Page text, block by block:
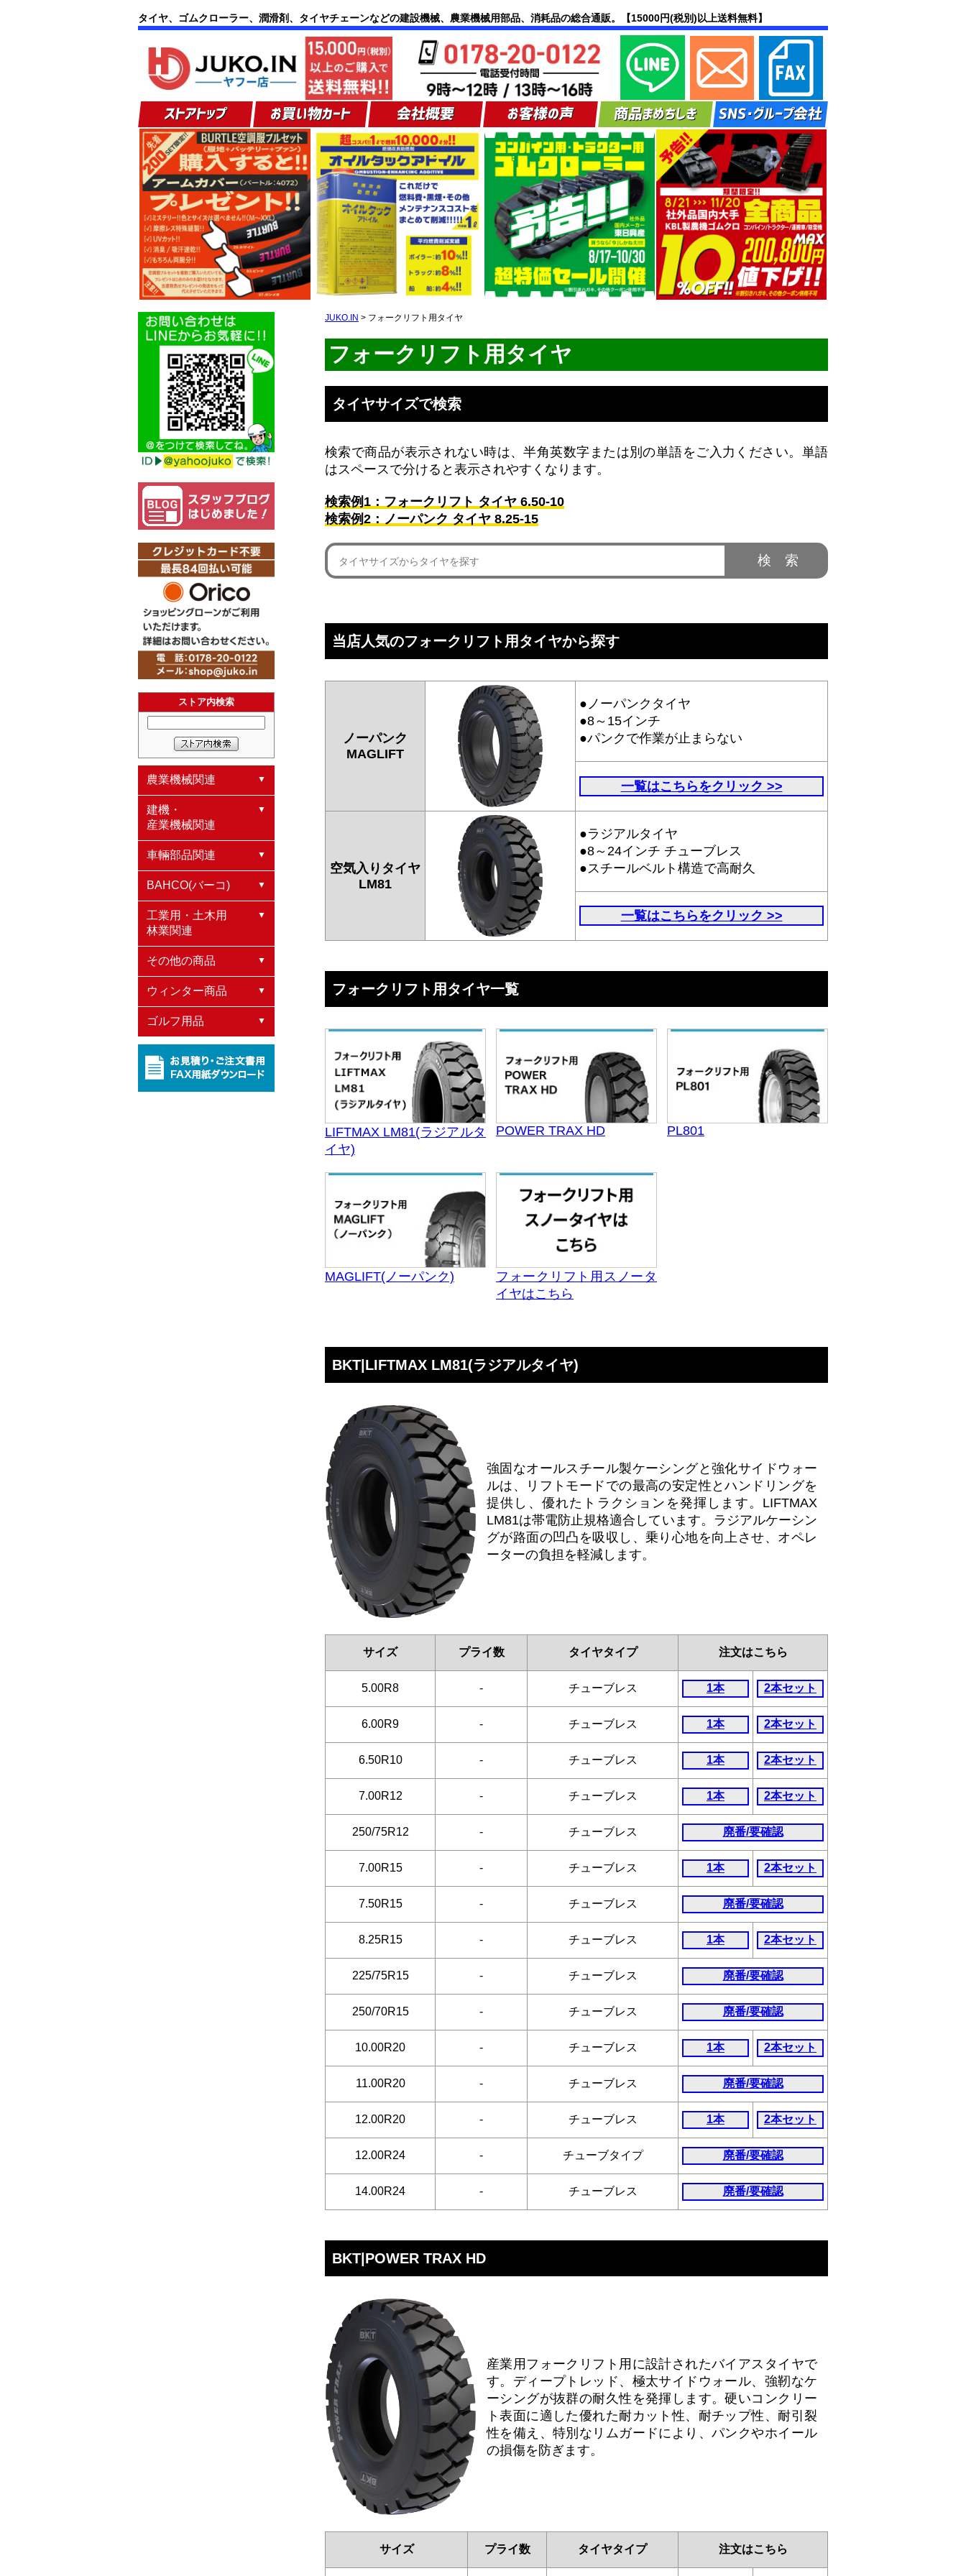
JUKO.IN > フォークリフト用タイヤ
フォークリフト用タイヤ
タイヤサイズで検索
検索で商品が表示されない時は、半角英数字または別の単語をご入力ください。単語
はスペースで分けると表示されやすくなります。
検索例1：フォークリフト タイヤ 6.50-10
検索例2：ノーパンク タイヤ 8.25-15
当店人気のフォークリフト用タイヤから探す
ノーパンク
MAGLIFT
●ノーパンクタイヤ
●8～15インチ
●パンクで作業が止まらない
一覧はこちらをクリック >>
空気入りタイヤ
LM81
●ラジアルタイヤ
●8～24インチ チューブレス
●スチールベルト構造で高耐久
一覧はこちらをクリック >>
フォークリフト用タイヤ一覧
LIFTMAX LM81(ラジアルタ
イヤ)
POWER TRAX HD PL801
MAGLIFT(ノーパンク)
フォークリフト用スノータ
イヤはこちら
BKT|LIFTMAX LM81(ラジアルタイヤ)
強固なオールスチール製ケーシングと強化サイドウォー
ルは、リフトモードでの最高の安定性とハンドリングを
提供し、優れたトラクションを発揮します。LIFTMAX
LM81は帯電防止規格適合しています。ラジアルケーシン
グが路面の凹凸を吸収し、乗り心地を向上させ、オペレ
ーターの負担を軽減します。
サイズ プライ数 タイヤタイプ 注文はこちら
5.00R8 - チューブレス 1本 2本セット
6.00R9 - チューブレス 1本 2本セット
6.50R10 - チューブレス 1本 2本セット
7.00R12 - チューブレス 1本 2本セット
250/75R12 - チューブレス 廃番/要確認
7.00R15 - チューブレス 1本 2本セット
7.50R15 - チューブレス 廃番/要確認
8.25R15 - チューブレス 1本 2本セット
225/75R15 - チューブレス 廃番/要確認
250/70R15 - チューブレス 廃番/要確認
10.00R20 - チューブレス 1本 2本セット
11.00R20 - チューブレス 廃番/要確認
12.00R20 - チューブレス 1本 2本セット
12.00R24 - チューブタイプ 廃番/要確認
14.00R24 - チューブレス 廃番/要確認
BKT|POWER TRAX HD
産業用フォークリフト用に設計されたバイアスタイヤで
す。ディープトレッド、極太サイドウォール、強靭なケ
ーシングが抜群の耐久性を発揮します。硬いコンクリー
ト表面に適した優れた耐カット性、耐チップ性、耐引裂
性を備え、特別なリムガードにより、パンクやホイール
の損傷を防ぎます。
サイズ プライ数 タイヤタイプ 注文はこちら